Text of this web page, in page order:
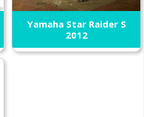
Yamaha Star Raider S
2012